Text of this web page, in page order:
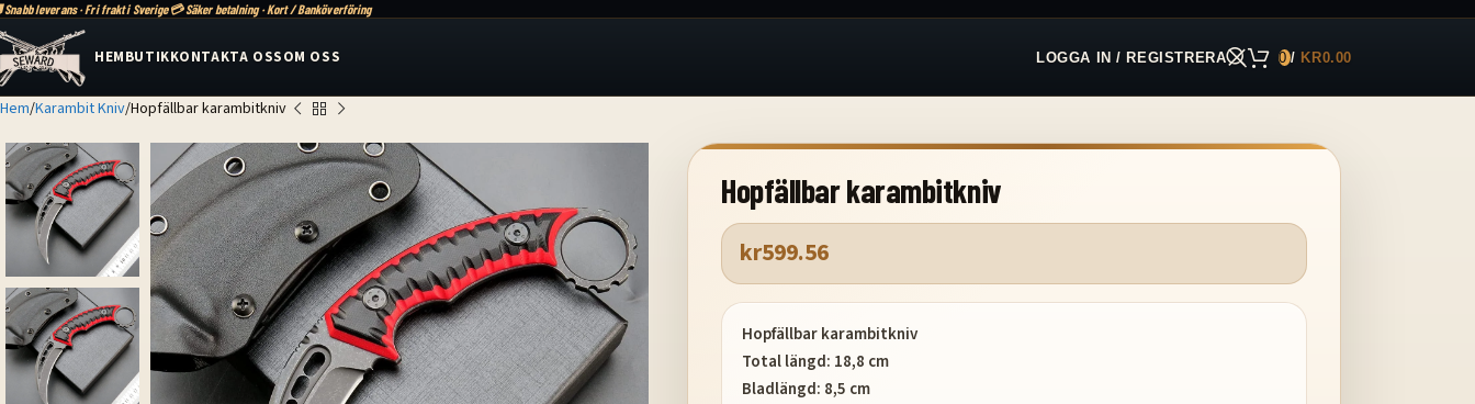
Snabb leverans · Fri frakt i Sverige💳 Säker betalning · Kort / Banköverföring
HEMBUTIKKONTAKTA OSSOM OSS LOGGA IN / REGISTRERA 0/ KR0.00
Hem Karambit Kniv Hopfällbar karambitkniv
Hopfällbar karambitkniv
kr599.56
Hopfällbar karambitkniv
Total längd: 18,8 cm
Bladlängd: 8,5 cm